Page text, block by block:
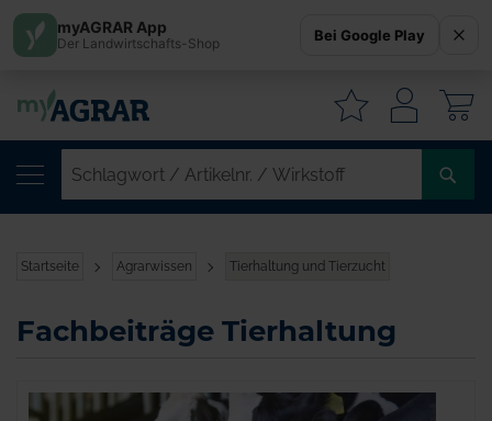
Startseite Agrarwissen Tierhaltung und Tierzucht
Fachbeiträge Tierhaltung
myAGRAR App
Der Landwirtschafts-Shop Bei Google Play